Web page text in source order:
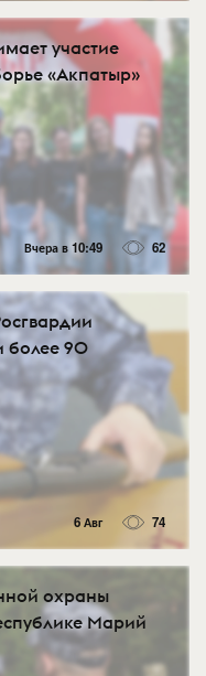
участие
«Акпатыр»
Вчера в 10:49 62
более 90
6 Авг 74
охраны
Марий